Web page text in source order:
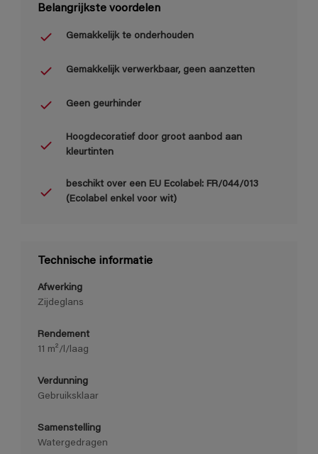
Belangrijkste voordelen
Gemakkelijk te onderhouden
Gemakkelijk verwerkbaar, geen aanzetten
Geen geurhinder
Hoogdecoratief door groot aanbod aan
kleurtinten
beschikt over een EU Ecolabel: FR/044/013
(Ecolabel enkel voor wit)
Technische informatie
Afwerking
Zijdeglans
Rendement
11 m²/l/laag
Verdunning
Gebruiksklaar
Samenstelling
Watergedragen